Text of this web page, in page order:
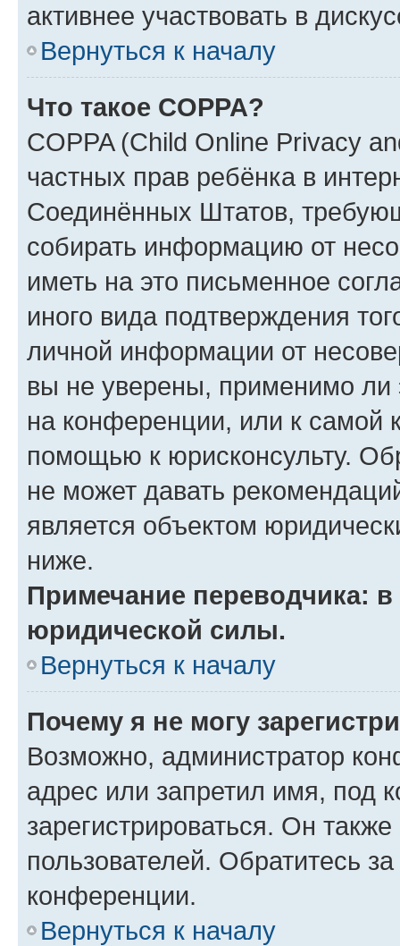
активнее участвовать в
Вернуться к началу
Что такое COPPA?
COPPA (Child Online Privacy
частных прав ребёнка в
Соединённых Штатов,
собирать информацию от
иметь на это письменное
иного вида подтверждения
личной информации от
вы не уверены, применимо ли
на конференции, или к самой
помощью к юрисконсульту.
не может давать
является объектом
ниже.
Примечание переводчика:
юридической силы.
Вернуться к началу
Почему я не могу
Возможно, администратор
адрес или запретил имя, под
зарегистрироваться. Он
пользователей. Обратитесь
конференции.
Вернуться к началу